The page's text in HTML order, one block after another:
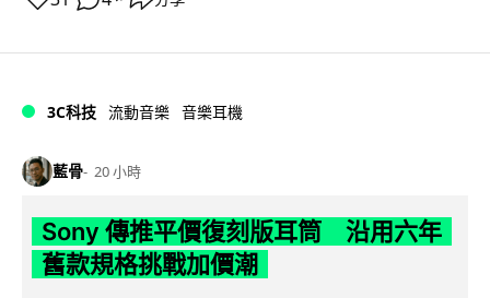
3C科技 流動音樂 音樂耳機
藍骨 20 小時
Sony 傳推平價復刻版耳筒 沿用六年
舊款規格挑戰加價潮